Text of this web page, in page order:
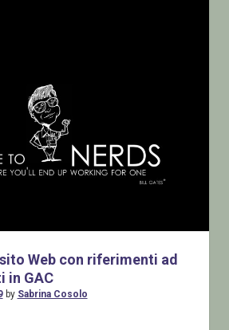
Web con riferimenti ad
in GAC
by Sabrina Cosolo